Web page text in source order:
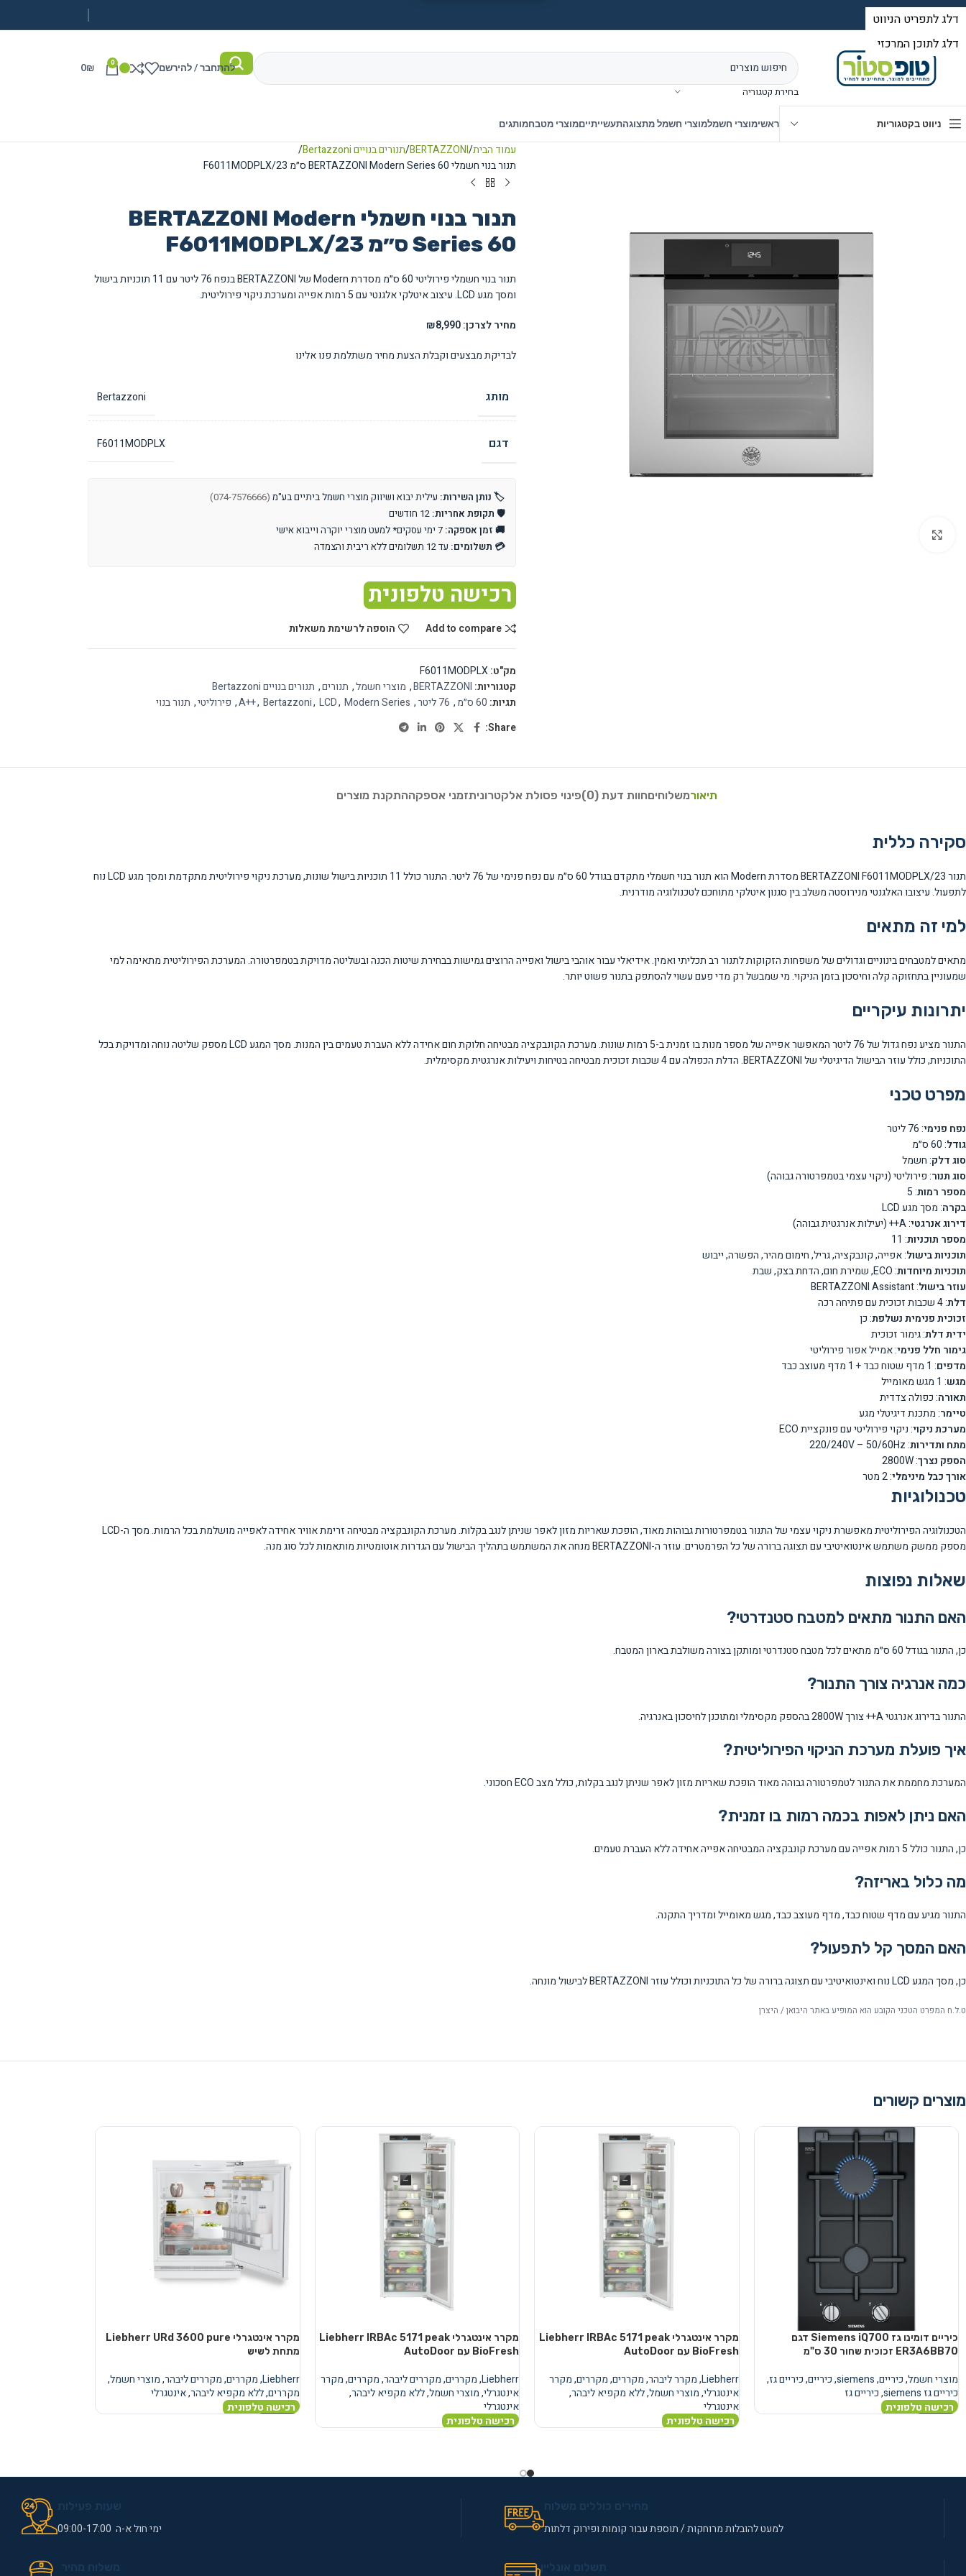
בחירת קטגוריה
להתחבר / להירשם 0
0₪
ניווט בקטגוריות ראשימוצרי חשמלמוצרי חשמל מתצוגהתעשייתייםמוצרי מטבחמותגים
עמוד הבית BERTAZZONI תנורים בנויים Bertazzoni
תנור בנוי חשמלי BERTAZZONI Modern Series 60 ס״מ F6011MODPLX/23
תנור בנוי חשמלי BERTAZZONI Modern
Series 60 ס״מ F6011MODPLX/23
תנור בנוי חשמלי פירוליטי 60 ס״מ מסדרת Modern של BERTAZZONI בנפח 76 ליטר עם 11 תוכניות בישול
ומסך מגע LCD. עיצוב איטלקי אלגנטי עם 5 רמות אפייה ומערכת ניקוי פירוליטית.
מחיר לצרכן: ₪8,990
לבדיקת מבצעים וקבלת הצעת מחיר משתלמת פנו אלינו
מותג Bertazzoni
דגם F6011MODPLX
🏷️ נותן השירות: עילית יבוא ושיווק מוצרי חשמל ביתיים בע"מ (074-7576666)
🛡️ תקופת אחריות:
🚚 זמן אספקה:
💳 תשלומים: עד 12 תשלומים ללא ריבית והצמדה
רכישה טלפונית
Add to compare הוספה לרשימת משאלות
מק"ט:F6011MODPLX
קטגוריות: BERTAZZONI
, מוצרי חשמל, תנורים, תנורים בנויים Bertazzoni
תגיות: 60 ס״מ , 76 ליטר ,
A++, Bertazzoni, LCD, Modern Series
, פירוליטי, תנור בנוי
Share:
תיאורמשלוחיםחוות דעת (0) פינוי פסולת אלקטרוניתזמני אספקההתקנת מוצרים
סקירה כללית
תנור BERTAZZONI F6011MODPLX/23 מסדרת Modern הוא תנור בנוי חשמלי מתקדם בגודל 60 ס״מ עם נפח פנימי של 76 ליטר. התנור כולל 11 תוכניות בישול שונות, מערכת ניקוי פירוליטית מתקדמת ומסך מגע LCD נוח
לתפעול. עיצובו האלגנטי מנירוסטה משלב בין סגנון איטלקי מתוחכם לטכנולוגיה מודרנית.
למי זה מתאים
מתאים למטבחים בינוניים וגדולים של משפחות הזקוקות לתנור רב תכליתי ואמין. אידיאלי עבור אוהבי בישול ואפייה הרוצים גמישות בבחירת שיטות הכנה ובשליטה מדויקת בטמפרטורה. המערכת הפירוליטית מתאימה למי
שמעוניין בתחזוקה קלה וחיסכון בזמן הניקוי. מי שמבשל רק מדי פעם עשוי להסתפק בתנור פשוט יותר.
יתרונות עיקריים
התנור מציע נפח גדול של 76 ליטר המאפשר אפייה של מספר מנות בו זמנית ב-5 רמות שונות. מערכת הקונבקציה מבטיחה חלוקת חום אחידה ללא העברת טעמים בין המנות. מסך המגע LCD מספק שליטה נוחה ומדויקת בכל
התוכניות, כולל עוזר הבישול הדיגיטלי של BERTAZZONI. הדלת הכפולה עם 4 שכבות זכוכית מבטיחה בטיחות ויעילות אנרגטית מקסימלית.
מפרט טכני
נפח פנימי: 76 ליטר
גודל: 60 ס״מ
סוג דלק: חשמל
סוג תנור: פירוליטי (ניקוי עצמי בטמפרטורה גבוהה)
מספר רמות: 5
בקרה: מסך מגע LCD
דירוג אנרגטי: A++ (יעילות אנרגטית גבוהה)
מספר תוכניות: 11
תוכניות בישול: אפייה, קונבקציה, גריל, חימום מהיר, הפשרה, ייבוש
תוכניות מיוחדות: ECO, שמירת חום, הדחת בצק, שבת
עוזר בישול: BERTAZZONI Assistant
דלת: 4 שכבות זכוכית עם פתיחה רכה
זכוכית פנימית נשלפת: כן
ידית דלת: גימור זכוכית
גימור חלל פנימי: אמייל אפור פירוליטי
מדפים: 1 מדף שטוח כבד + 1 מדף מעוצב כבד
מגש: 1 מגש מאומייל
תאורה: כפולה צדדית
טיימר: מתכנת דיגיטלי מגע
מערכת ניקוי: ניקוי פירוליטי עם פונקציית ECO
מתח ותדירות: 220/240V – 50/60Hz
הספק נצרך: 2800W
אורך כבל מינימלי: 2 מטר
טכנולוגיות
הטכנולוגיה הפירוליטית מאפשרת ניקוי עצמי של התנור בטמפרטורות גבוהות מאוד, הופכת שאריות מזון לאפר שניתן לנגב בקלות. מערכת הקונבקציה מבטיחה זרימת אוויר אחידה לאפייה מושלמת בכל הרמות. מסך ה-LCD
מספק ממשק משתמש אינטואיטיבי עם תצוגה ברורה של כל הפרמטרים. עוזר ה-BERTAZZONI מנחה את המשתמש בתהליך הבישול עם הגדרות אוטומטיות מותאמות לכל סוג מנה.
שאלות נפוצות
האם התנור מתאים למטבח סטנדרטי?
כן, התנור בגודל 60 ס״מ מתאים לכל מטבח סטנדרטי ומותקן בצורה משולבת בארון המטבח.
כמה אנרגיה צורך התנור?
התנור בדירוג אנרגטי A++ צורך 2800W בהספק מקסימלי ומתוכנן לחיסכון באנרגיה.
איך פועלת מערכת הניקוי הפירוליטית?
המערכת מחממת את התנור לטמפרטורה גבוהה מאוד הופכת שאריות מזון לאפר שניתן לנגב בקלות, כולל מצב ECO חסכוני.
האם ניתן לאפות בכמה רמות בו זמנית?
כן, התנור כולל 5 רמות אפייה עם מערכת קונבקציה המבטיחה אפייה אחידה ללא העברת טעמים.
מה כלול באריזה?
התנור מגיע עם מדף שטוח כבד, מדף מעוצב כבד, מגש מאומייל ומדריך התקנה.
האם המסך קל לתפעול?
כן, מסך המגע LCD נוח ואינטואיטיבי עם תצוגה ברורה של כל התוכניות וכולל עוזר BERTAZZONI לבישול מונחה.
ט.ל.ח המפרט הטכני הקובע הוא המופיע באתר היבואן / היצרן
מוצרים קשורים
כיריים דומינו גז Siemens iQ700 דגם
ER3A6BB70 זכוכית שחור 30 ס"מ
מוצרי חשמל,כיריים,
siemens
,כיריים,כיריים גז,
כיריים גז siemens
,כיריים גז
רכישה טלפונית
מקרר אינטגרלי Liebherr IRBAc 5171 peak
BioFresh עם AutoDoor
Liebherr
,מקרר ליבהר,מקררים,מקררים,מקרר
אינטגרלי,מוצרי חשמל,ללא מקפיא ליבהר,
אינטגרלי
רכישה טלפונית
מקרר אינטגרלי Liebherr IRBAc 5171 peak
BioFresh עם AutoDoor
Liebherr
,מקררים,מקררים ליבהר,מקררים,מקרר
אינטגרלי,מוצרי חשמל,ללא מקפיא ליבהר,
אינטגרלי
רכישה טלפונית
מקרר אינטגרלי Liebherr URd 3600 pure
מתחת לשיש
Liebherr
,מקררים,מקררים ליבהר,מוצרי חשמל,
מקררים,ללא מקפיא ליבהר,אינטגרלי
רכישה טלפונית
למעט להובלות מרוחקות / תוספת עבור קומות ופירוק דלתות ימי חול א-ה 09:00-17:00